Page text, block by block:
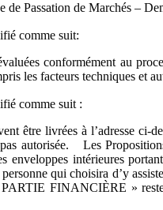
de Passation de Marchés –
comme suit:
conformément au
les facteurs techniques et
comme suit :
être livrées à l’adresse ci-
autorisée.
Les
intérieures
qui choisira d’y
FINANCIÈRE »